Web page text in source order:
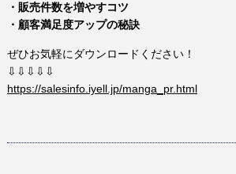
・販売件数を増やすコツ
・顧客満足度アップの秘訣
ぜひお気軽にダウンロードください！
⇩⇩⇩⇩⇩
https://salesinfo.iyell.jp/manga_pr.html